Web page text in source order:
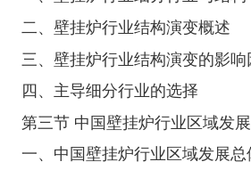
二、壁挂炉行业结构演变概述
三、壁挂炉行业结构演变的影响
四、主导细分行业的选择
第三节 中国壁挂炉行业区域发
一、中国壁挂炉行业区域发展总